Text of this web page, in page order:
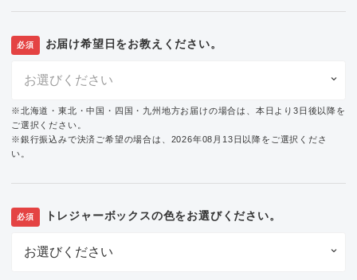
必須 お届け希望日をお教えください。
※北海道・東北・中国・四国・九州地方お届けの場合は、本日より3日後以降を
ご選択ください。
※銀行振込みで決済ご希望の場合は、2026年08月13日以降をご選択くださ
い。
必須 トレジャーボックスの色をお選びください。